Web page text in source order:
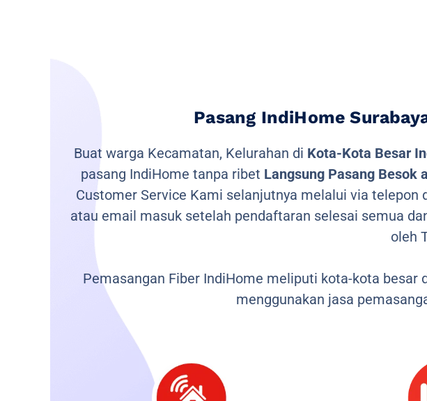
Pasang IndiHome
Buat warga Kecamatan, Kelurahan di Kota-Kota Besar
pasang IndiHome tanpa ribet Langsung Pasang Besok
Customer Service Kami selanjutnya melalui via telepon
atau email masuk setelah pendaftaran selesai semua
oleh
Pemasangan Fiber IndiHome meliputi kota-kota besar
menggunakan jasa